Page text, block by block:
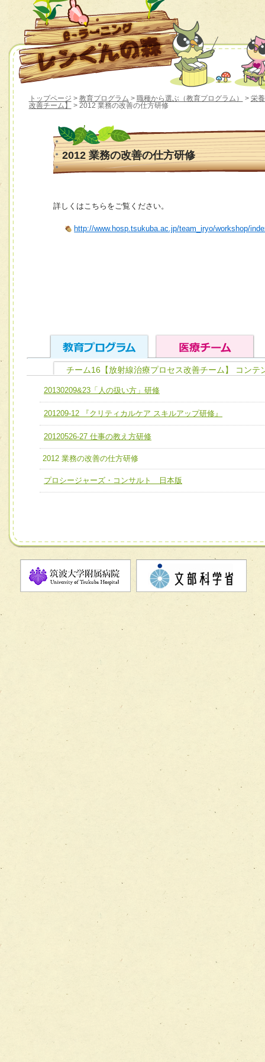
トップページ > 教育プログラム > 職種から選ぶ（教育プログラム） > 栄
改善チーム】
> 2012 業務の改善の仕方研修
2012 業務の改善の仕方研修
詳しくはこちらをご覧ください。
http://www.hosp.tsukuba.ac.jp/team_iryo/workshop/
ユニット１ 医療人としての基礎能力
全人的医療を実践する医療人として、必要な基礎能力を身
ける
ユニット２ チーム医療構成力
必要に応じて柔軟に医療チームを組織し、強調できる
ユニット３ 多職種連携力
他職種の視点とスキルを学び、相互理解と連携を深める
チーム01【病院内横断的問題解決チーム】
チーム02【地域医療連携推進による高度医療を必要とする
宅患者等支援チーム】
チーム03【癌患者服薬サポートチーム】
チーム04【口腔ケアチーム】
チーム07【病院職員に対する院内感染対策教育チーム】
チーム08【地域関係機関と連携した小児リハビリテーショ
チーム】
チーム09【術前から始める周術期リハビリテーションチー
チーム10【包括的リハビリテーションコンサルテーション
チーム16【放射線治療プロセス改善チーム】 コンテ
20130209&23「人の扱い方」研修
201209-12 『クリティカルケア スキルアップ研修』
20120526-27 仕事の教え方研修
2012 業務の改善の仕方研修
プロシージャーズ・コンサルト 日本版